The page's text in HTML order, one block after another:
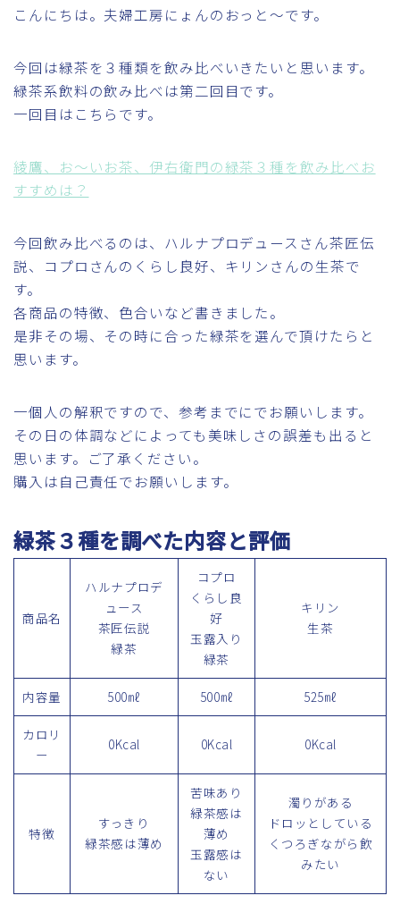
こんにちは。夫婦工房にょんのおっと～です。
今回は緑茶を３種類を飲み比べいきたいと思います。
緑茶系飲料の飲み比べは第二回目です。
一回目はこちらです。
綾鷹、お～いお茶、伊右衛門の緑茶３種を飲み比べお
すすめは？
今回飲み比べるのは、ハルナプロデュースさん茶匠伝
説、コプロさんのくらし良好、キリンさんの生茶で
す。
各商品の特徴、色合いなど書きました。
是非その場、その時に合った緑茶を選んで頂けたらと
思います。
一個人の解釈ですので、参考までにでお願いします。
その日の体調などによっても美味しさの誤差も出ると
思います。ご了承ください。
購入は自己責任でお願いします。
緑茶３種を調べた内容と評価
商品名
ハルナプロデ
ュース
茶匠伝説
緑茶
コプロ
くらし良
好
玉露入り
緑茶
キリン
生茶
内容量 500㎖ 500㎖ 525㎖
カロリ
ー
0Kcal 0Kcal 0Kcal
特徴
すっきり
緑茶感は薄め
苦味あり
緑茶感は
薄め
玉露感は
ない
濁りがある
ドロッとしている
くつろぎながら飲
みたい